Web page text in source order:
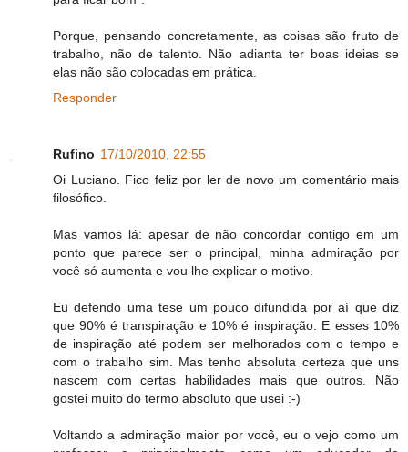
Porque, pensando concretamente, as coisas são fruto de
trabalho, não de talento. Não adianta ter boas ideias se
elas não são colocadas em prática.
Responder
Rufino 17/10/2010, 22:55
Oi Luciano. Fico feliz por ler de novo um comentário mais
filosófico.
Mas vamos lá: apesar de não concordar contigo em um
ponto que parece ser o principal, minha admiração por
você só aumenta e vou lhe explicar o motivo.
Eu defendo uma tese um pouco difundida por aí que diz
que 90% é transpiração e 10% é inspiração. E esses 10%
de inspiração até podem ser melhorados com o tempo e
com o trabalho sim. Mas tenho absoluta certeza que uns
nascem com certas habilidades mais que outros. Não
gostei muito do termo absoluto que usei :-)
Voltando a admiração maior por você, eu o vejo como um